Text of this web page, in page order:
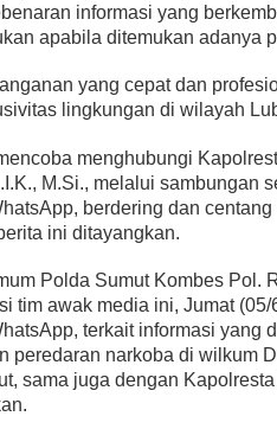
informasi yang
apabila ditemukan adanya
yang cepat dan
lingkungan di wilayah
menghubungi
M.Si., melalui sambungan
berdering dan
ini ditayangkan.
Polda Sumut Kombes Pol.
tim awak media ini, Jumat
terkait informasi yang
peredaran narkoba di wilkum
sama juga dengan